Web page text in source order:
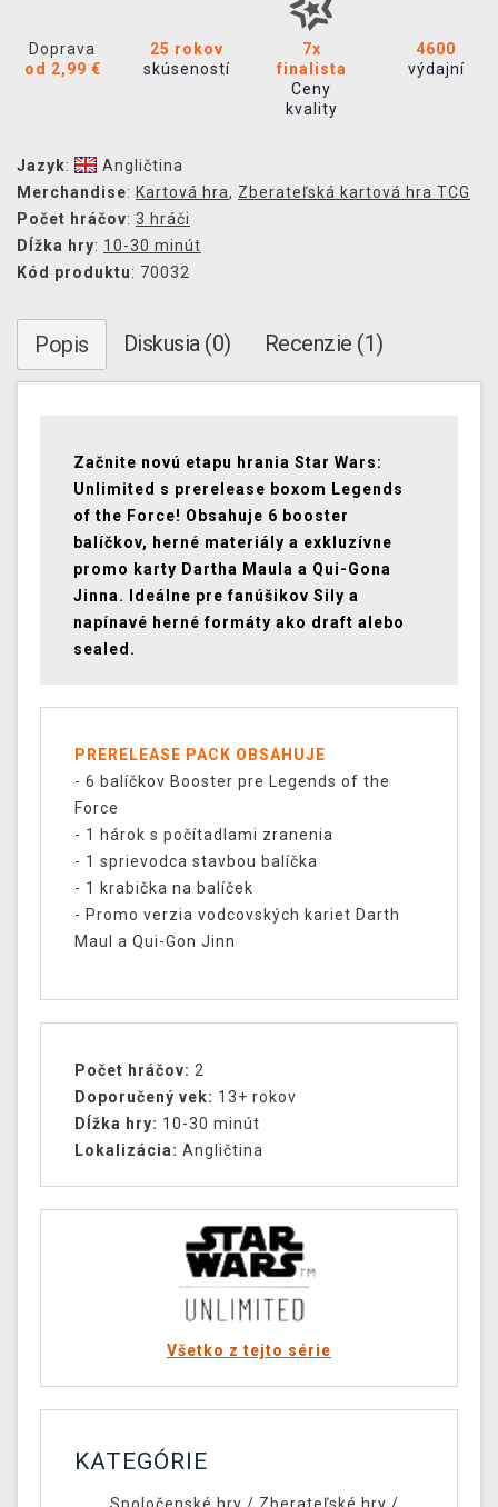
Doprava
od 2,99 €
25 rokov
skúseností
7x
finalista
Ceny
kvality
4600
výdajní
Jazyk:
Angličtina
Merchandise: Kartová hra, Zberateľská kartová hra TCG
Počet hráčov: 3 hráči
Dĺžka hry: 10-30 minút
Kód produktu: 70032
Popis Diskusia (0) Recenzie (1)
Začnite novú etapu hrania Star Wars:
Unlimited s prerelease boxom Legends
of the Force! Obsahuje 6 booster
balíčkov, herné materiály a exkluzívne
promo karty Dartha Maula a Qui-Gona
Jinna. Ideálne pre fanúšikov Sily a
napínavé herné formáty ako draft alebo
sealed.
PRERELEASE PACK OBSAHUJE
- 6 balíčkov Booster pre Legends of the
Force
- 1 hárok s počítadlami zranenia
- 1 sprievodca stavbou balíčka
- 1 krabička na balíček
- Promo verzia vodcovských kariet Darth
Maul a Qui-Gon Jinn
Počet hráčov: 2
Doporučený vek: 13+ rokov
Dĺžka hry: 10-30 minút
Lokalizácia: Angličtina
Všetko z tejto série
KATEGÓRIE
Spoločenské hry / Zberateľské hry /